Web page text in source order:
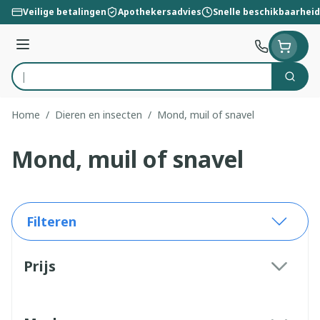
Ga naar de inhoud
Veilige betalingen Apothekersadvies Snelle beschikbaarheid
Menu
Product, merk, categorie...
Zoek
Home / Dieren en insecten / Mond, muil of snavel
Mond, muil of snavel
Filteren
Prijs